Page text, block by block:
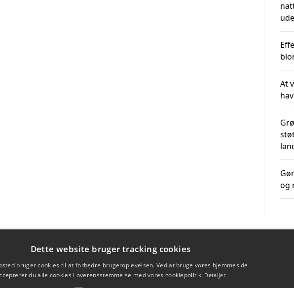
At
og
Dette website bruger tracking cookies
bruger cookies til at forbedre brugeroplevelsen. Ved at bruge vores hjemmeside
du alle cookies i overensstemmelse med vores cookiepolitik. Detaljer